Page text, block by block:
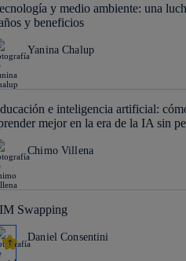
y medio ambiente: una
y beneficios
Yanina Chalup
e inteligencia artificial:
mejor en la era de la IA sin
Chimo Villena
Swapping
Daniel Consentini